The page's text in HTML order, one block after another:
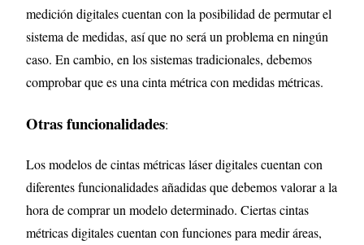
medición digitales cuentan con la posibilidad de permutar el
sistema de medidas, así que no será un problema en ningún
caso. En cambio, en los sistemas tradicionales, debemos
comprobar que es una cinta métrica con medidas métricas.
Otras funcionalidades:
Los modelos de cintas métricas láser digitales cuentan con
diferentes funcionalidades añadidas que debemos valorar a la
hora de comprar un modelo determinado. Ciertas cintas
métricas digitales cuentan con funciones para medir áreas,